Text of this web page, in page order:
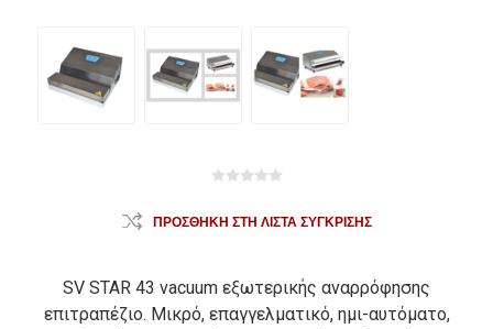
ΠΡΟΣΘΉΚΗ ΣΤΗ ΛΊΣΤΑ ΣΎΓΚΡΙΣΗΣ
SV STAR 43 vacuum εξωτερικής αναρρόφησης
επιτραπέζιο. Μικρό, επαγγελματικό, ημι-αυτόματο,